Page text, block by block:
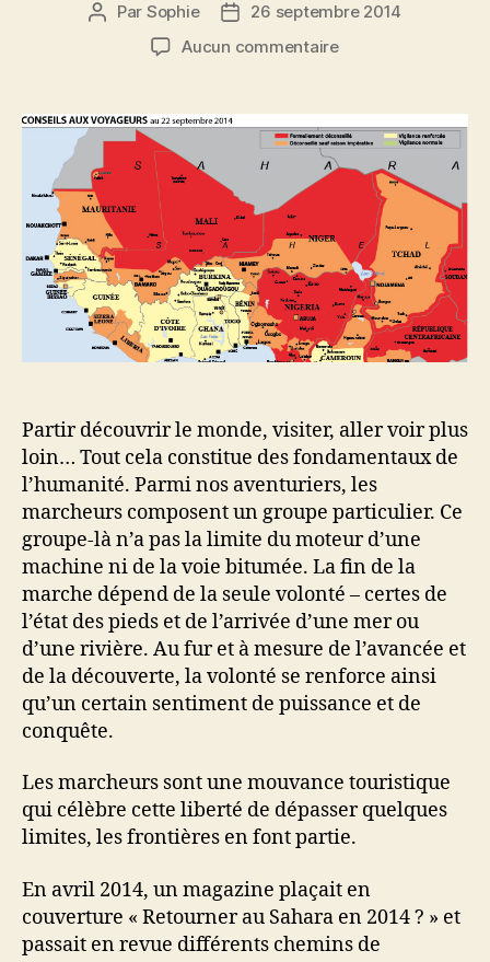
Auteur
Par Sophie
Date26 septembre 2014
Aucun commentairesur
mouvance
touristique
du
fond
âges
Partir découvrir le monde, visiter, aller voir plus
loin… Tout cela constitue des fondamentaux de
l’humanité. Parmi nos aventuriers, les
marcheurs composent un groupe particulier. Ce
groupe-là n’a pas la limite du moteur d’une
machine ni de la voie bitumée. La fin de la
marche dépend de la seule volonté – certes de
l’état des pieds et de l’arrivée d’une mer ou
d’une rivière. Au fur et à mesure de l’avancée et
de la découverte, la volonté se renforce ainsi
qu’un certain sentiment de puissance et de
conquête.
Les marcheurs sont une mouvance touristique
qui célèbre cette liberté de dépasser quelques
limites, les frontières en font partie.
En avril 2014, un magazine plaçait en
couverture « Retourner au Sahara en 2014 ? » et
passait en revue différents chemins de